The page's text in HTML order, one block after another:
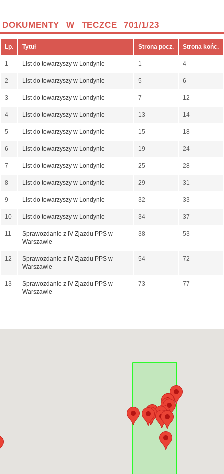
DOKUMENTY W TECZCE 701/1/23
Lp. Tytuł Strona pocz. Strona końc.
1 List do towarzyszy w Londynie 1 4
2 List do towarzyszy w Londynie 5 6
3 List do towarzyszy w Londynie 7 12
4 List do towarzyszy w Londynie 13 14
5 List do towarzyszy w Londynie 15 18
6 List do towarzyszy w Londynie 19 24
7 List do towarzyszy w Londynie 25 28
8 List do towarzyszy w Londynie 29 31
9 List do towarzyszy w Londynie 32 33
10 List do towarzyszy w Londynie 34 37
11
Sprawozdanie z IV Zjazdu PPS w
Warszawie
38 53
12
Sprawozdanie z IV Zjazdu PPS w
Warszawie
54 72
13
Sprawozdanie z IV Zjazdu PPS w
Warszawie
73 77